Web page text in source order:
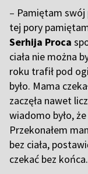
– Pamiętam swój
tej pory
Serhija Proca
ciała nie można
roku trafił pod
było. Mama
zaczęła nawet
wiadomo było,
Przekonałem
bez ciała,
czekać bez końca.